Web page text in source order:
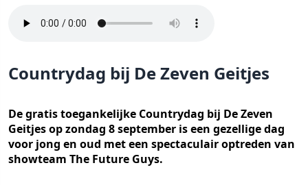
Countrydag bij De Zeven Geitjes
De gratis toegankelijke Countrydag bij De Zeven
Geitjes op zondag 8 september is een gezellige dag
voor jong en oud met een spectaculair optreden van
showteam The Future Guys.